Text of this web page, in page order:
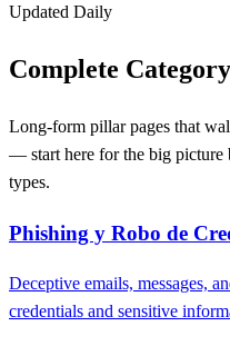
Updated Daily
Complete
Long-form pillar pages that
— start here for the big picture
types.
Phishing y Robo de
Deceptive emails, messages,
credentials and sensitive